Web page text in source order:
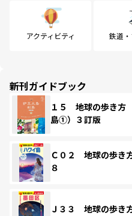
アクティビティ 鉄道
新刊ガイドブック
１５ 地球の歩き
島①）３訂版
Ｃ０２ 地球の歩き
８
Ｊ３３ 地球の歩き